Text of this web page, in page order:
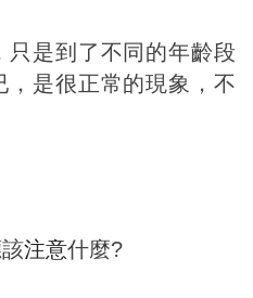
只是到了不同的年齡段
，是很正常的現象，不
注意什麼?